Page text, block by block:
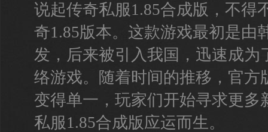
说起传奇私服1.85合成版，不
奇1.85版本。这款游戏最初是由
发，后来被引入我国，迅速成为
络游戏。随着时间的推移，官方
变得单一，玩家们开始寻求更多
私服1.85合成版应运而生。